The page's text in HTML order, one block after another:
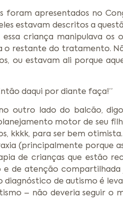
foram apresentados no
estavam descritos a
criança manipulava os
restante do tratamento.
ou estavam ali porque
daqui por diante faça!”
outro lado do balcão,
motor de seu
kkkk, para ser bem
(principalmente porque
de crianças que estão
de atenção
de autismo é
– não deveria seguir o